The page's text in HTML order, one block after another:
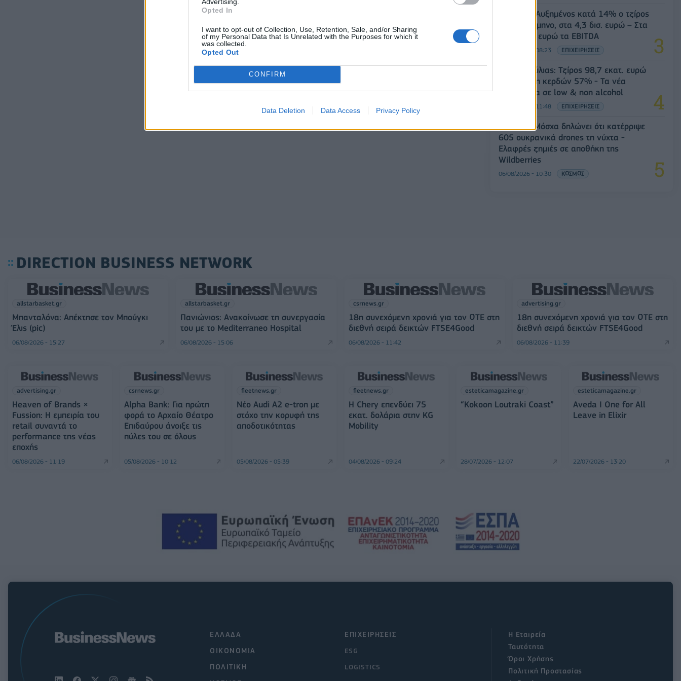
Opted In
I want to opt-out of Collection, Use, Retention, Sale, and/or Sharing
of my Personal Data that Is Unrelated with the Purposes for which it
was collected.
Opted Out
CONFIRM
Data Deletion Data Access Privacy Policy
Viohalco: Αυξημένος κατά 14% ο τζίρος
στο α' εξάμηνο, στα 4,3 δισ. ευρώ – Στα
446 εκατ. ευρώ τα EBITDA
06/08/2026 - 08:23 ΕΠΙΧΕΙΡΗΣΕΙΣ
Β.Σ. Καρούλιας: Τζίρος 98,7 εκατ. ευρώ
και αύξηση κερδών 57% - Τα νέα
στοιχήματα σε low & non alcohol
06/08/2026 - 11:48 ΕΠΙΧΕΙΡΗΣΕΙΣ
Ρωσία: Η Μόσχα δηλώνει ότι κατέρριψε
605 ουκρανικά drones τη νύχτα -
Ελαφρές ζημιές σε αποθήκη της
Wildberries
06/08/2026 - 10:30 ΚΟΣΜΟΣ
DIRECTION BUSINESS NETWORK
allstarbasket.gr
Μπανταλόνα: Απέκτησε τον Μπούγκι
Έλις (pic)
06/08/2026 - 15:27
allstarbasket.gr
Πανιώνιος: Ανακοίνωσε τη συνεργασία
του με το Mediterraneo Hospital
06/08/2026 - 15:06
csrnews.gr
18η συνεχόμενη χρονιά για τον ΟΤΕ στη
διεθνή σειρά δεικτών FTSE4Good
06/08/2026 - 11:42
advertising.gr
18η συνεχόμενη χρονιά για τον ΟΤΕ στη
διεθνή σειρά δεικτών FTSE4Good
06/08/2026 - 11:39
advertising.gr
Heaven of Brands ×
Fussion: Η εμπειρία του
retail συναντά το
performance της νέας
εποχής
06/08/2026 - 11:19
csrnews.gr
Alpha Bank: Για πρώτη
φορά το Αρχαίο Θέατρο
Επιδαύρου άνοιξε τις
πύλες του σε όλους
05/08/2026 - 10:12
fleetnews.gr
Νέο Audi A2 e-tron με
στόχο την κορυφή της
αποδοτικότητας
05/08/2026 - 05:39
fleetnews.gr
Η Chery επενδύει 75
εκατ. δολάρια στην KG
Mobility
04/08/2026 - 09:24
esteticamagazine.gr
“Kokoon Loutraki Coast”
28/07/2026 - 12:07
esteticamagazine.gr
Aveda I One for All
Leave in Elixir
22/07/2026 - 13:20
ΕΠΙΧΕΙΡΗΣΕΙΣ
ESG
LOGISTICS
ΕΛΛΑΔΑ
ΟΙΚΟΝΟΜΙΑ
ΠΟΛΙΤΙΚΗ
Η Εταιρεία
Ταυτότητα
Όροι Χρήσης
Πολιτική Προστασίας